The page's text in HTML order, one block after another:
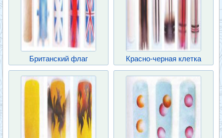
Британский флаг Красно-черная клетка